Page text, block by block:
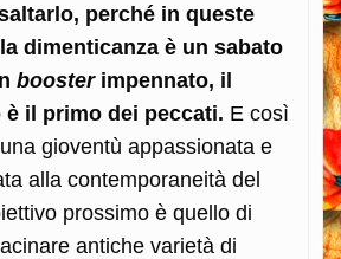
perché in queste
dimenticanza è un sabato
boosterimpennato, il
il primo dei peccati. E così
gioventù appassionata e
alla contemporaneità del
prossimo è quello di
antiche varietà di